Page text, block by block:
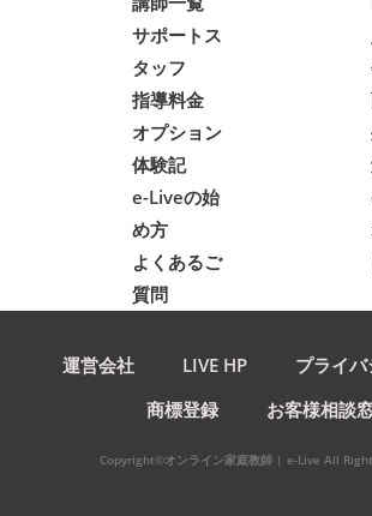
サポートス
タッフ
指導料金
オプション
体験記
e-Liveの始
め方
よくあるご
質問
運営会社 LIVE HP
プライ
商標登録
お客様相談
Copyright©オンライン家庭教師 | e-Live All